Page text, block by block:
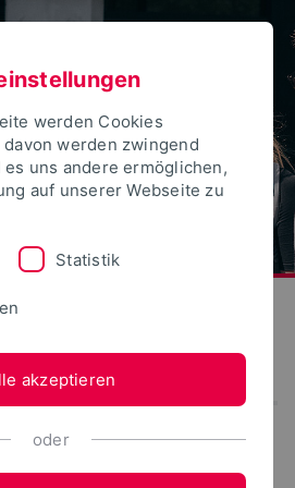
werden Cookies
werden zwingend
uns andere ermöglichen,
auf unserer Webseite zu
Statistik
akzeptieren
oder